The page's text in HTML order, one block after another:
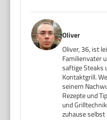
Oliver
Oliver, 36, ist
Familienvater
saftige Steaks
Kontaktgrill.
seinem
Rezepte und
und
zuhause